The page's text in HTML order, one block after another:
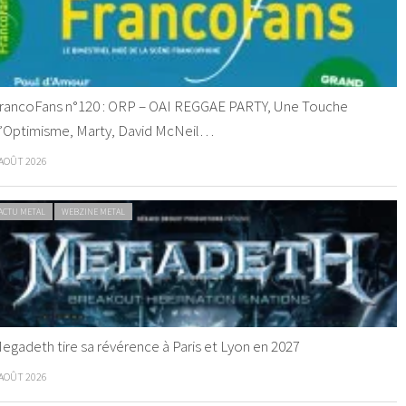
n°120 : ORP – OAI REGGAE PARTY, Une Touche
Marty, David McNeil…
2026
METAL WEBZINE METAL
tire sa révérence à Paris et Lyon en 2027
2026